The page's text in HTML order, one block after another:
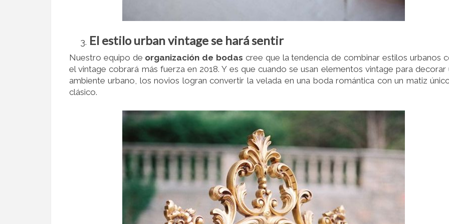
El estilo urban vintage se hará sentir
Nuestro equipo de organización de bodas cree que la tendencia de combinar estilos urbanos
el vintage cobrará más fuerza en 2018. Y es que cuando se usan elementos vintage para decorar
ambiente urbano, los novios logran convertir la velada en una boda romántica con un matiz
clásico.